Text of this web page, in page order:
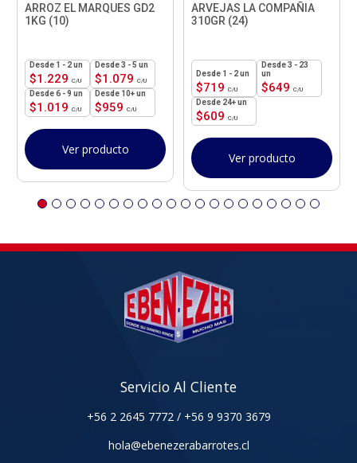
ARROZ EL MARQUES GD2
1KG (10)
$1.229
1 - 2un
$1.079
3 - 5 un
$1.019
6 - 9 un
$959
10+ un
Ver producto
ARVEJAS LA COMPAÑIA
310GR (24)
$719
1 - 2un
$649
3 - 23
un
$609
24+ un
Ver producto
Servicio Al Cliente
+56 2 2645 7772 / +56 9 9370 3679
hola@ebenezerabarrotes.cl